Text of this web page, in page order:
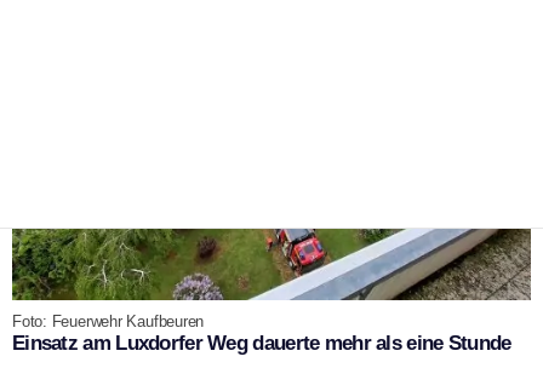
Foto: Feuerwehr Kaufbeuren
Einsatz am Luxdorfer Weg dauerte mehr als eine Stunde